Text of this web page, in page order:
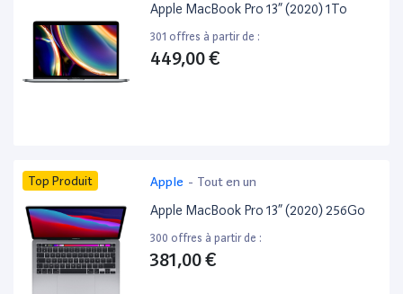
Apple MacBook Pro 13” (2020) 1To
301 offres à partir de :
449,00 €
Top Produit Apple - Tout en un
Apple MacBook Pro 13” (2020) 256Go
300 offres à partir de :
381,00 €